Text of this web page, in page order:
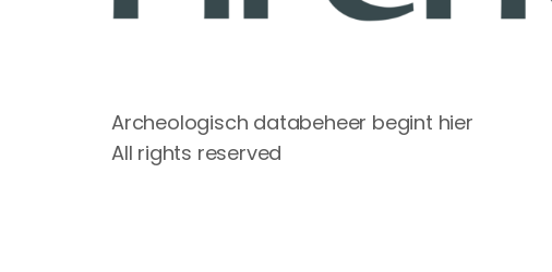
Archeologisch databeheer begint hier
All rights reserved